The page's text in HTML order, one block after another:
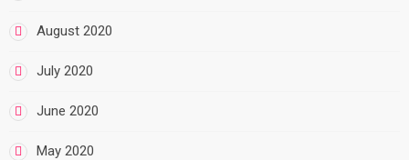
August 2020
July 2020
June 2020
May 2020